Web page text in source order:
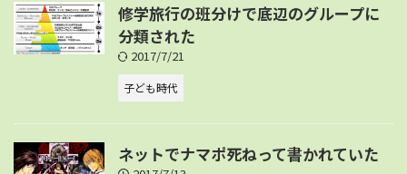
修学旅行の班分けで底辺のグループに
分類された
2017/7/21
子ども時代
ネットでナマポ死ねって書かれていた